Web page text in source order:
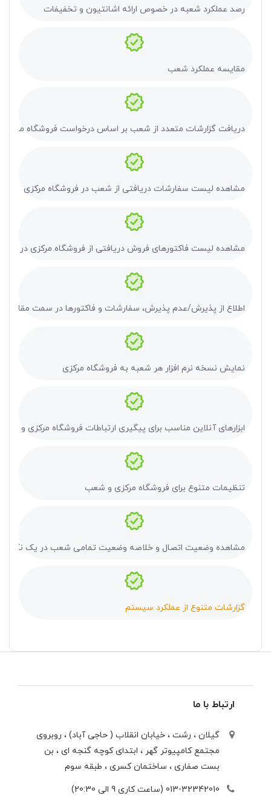
رصد عملکرد شعبه در خصوص ارائه اشانتیون و تخفیفات
مقایسه عملکرد شعب
دریافت گزارشات متعدد از شعب بر اساس درخواست فروشگاه مرکزی
مشاهده لیست سفارشات دریافتی از شعب در فروشگاه مرکزی
مشاهده لیست فاکتورهای فروش دریافتی از فروشگاه مرکزی در
اطلاع از پذیرش/عدم پذیرش، سفارشات و فاکتورها در سمت مقابل
نمایش نسخه نرم افزار هر شعبه به فروشگاه مرکزی
ابزارهای آنلاین مناسب برای پیگیری ارتباطات فروشگاه مرکزی و
تنظیمات متنوع برای فروشگاه مرکزی و شعب
مشاهده وضعیت اتصال و خلاصه وضعیت تمامی شعب در یک نگاه
گزارشات متنوع از عملکرد سیستم
ارتباط با ما
گیلان ، رشت ، خيابان انقلاب ( حاجی آباد) ، روبروی
مجتمع كامپيوتر گهر ، ابتدای كوچه گنجه ای ، بن
بست صفاری ، ساختمان كسری ، طبقه سوم
013-32342010 (ساعت کاری 9 الی 20:30)